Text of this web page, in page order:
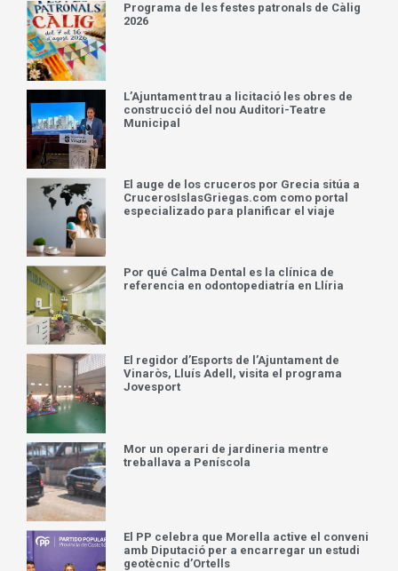
Programa de les festes patronals de Càlig
2026
L’Ajuntament trau a licitació les obres de
construcció del nou Auditori-Teatre
Municipal
El auge de los cruceros por Grecia sitúa a
CrucerosIslasGriegas.com como portal
especializado para planificar el viaje
Por qué Calma Dental es la clínica de
referencia en odontopediatría en Llíria
El regidor d’Esports de l’Ajuntament de
Vinaròs, Lluís Adell, visita el programa
Jovesport
Mor un operari de jardineria mentre
treballava a Peníscola
El PP celebra que Morella active el conveni
amb Diputació per a encarregar un estudi
geotècnic d’Ortells